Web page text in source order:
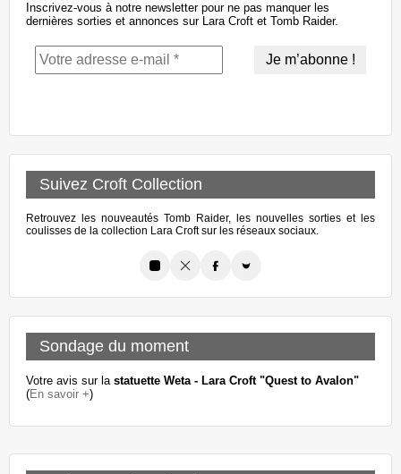
Inscrivez-vous à notre newsletter pour ne pas manquer les
dernières sorties et annonces sur Lara Croft et Tomb Raider.
Suivez Croft Collection
Retrouvez les nouveautés Tomb Raider, les nouvelles sorties et les
coulisses de la collection Lara Croft sur les réseaux sociaux.
Sondage du moment
Votre avis sur la statuette Weta - Lara Croft "Quest to Avalon"
(En savoir +)